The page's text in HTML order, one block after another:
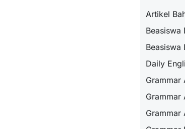
Artikel
Beasiswa
Beasiswa
Daily
Grammar
Grammar
Grammar